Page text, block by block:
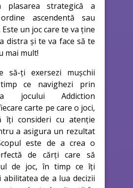
strategică a
ascendentă sau
un joc care te va ține
distra și te va face să te
mai mult!
să-ți exersezi mușchii
ce navighezi prin
jocului Addiction
carte pe care o joci,
îți consideri cu atenție
a asigura un rezultat
este de a crea o
de cărți care să
de joc, în timp ce îți
abilitatea de a lua decizii